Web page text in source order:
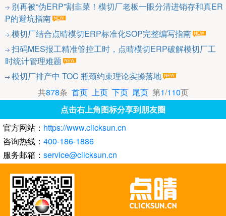
别再被“伪ERP”割韭菜！模切厂老板一眼分清进销存和真ER
P的避坑指南
模切厂结合点晴模切ERP标准化SOP完整编写指南
扫码MES报工精准管控工时，点晴模切ERP破解模切厂工
时统计管理难题
模切厂排产中 TOC 瓶颈约束理论实操落地
共878条 首页 上页 下页 尾页第1/110页
点击右上角图标分享到朋友圈
官方网站： https://www.clicksun.cn
咨询热线： 400-186-1886
服务邮箱： service@clicksun.cn